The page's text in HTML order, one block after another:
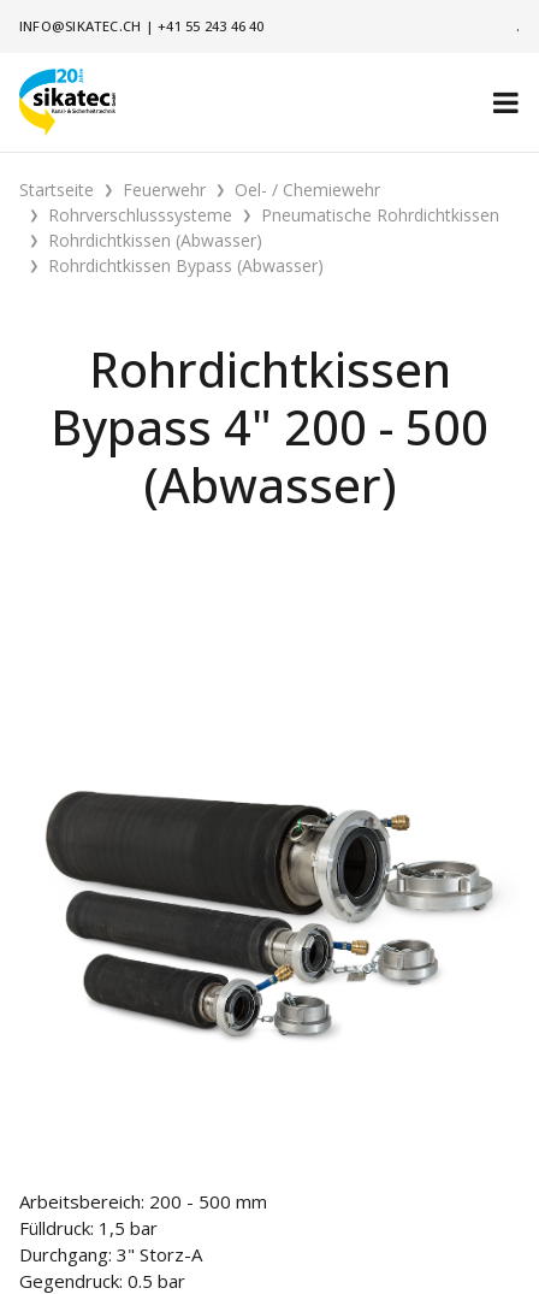
INFO@SIKATEC.CH |+41 55 243 46 40 .
Startseite Feuerwehr
Oel- / Chemiewehr
Rohrverschlusssysteme
Pneumatische Rohrdichtkissen
Rohrdichtkissen (Abwasser)
Rohrdichtkissen Bypass (Abwasser)
Rohrdichtkissen
Bypass 4" 200 - 500
(Abwasser)
Arbeitsbereich: 200 - 500 mm
Fülldruck: 1,5 bar
Durchgang: 3" Storz-A
Gegendruck: 0.5 bar